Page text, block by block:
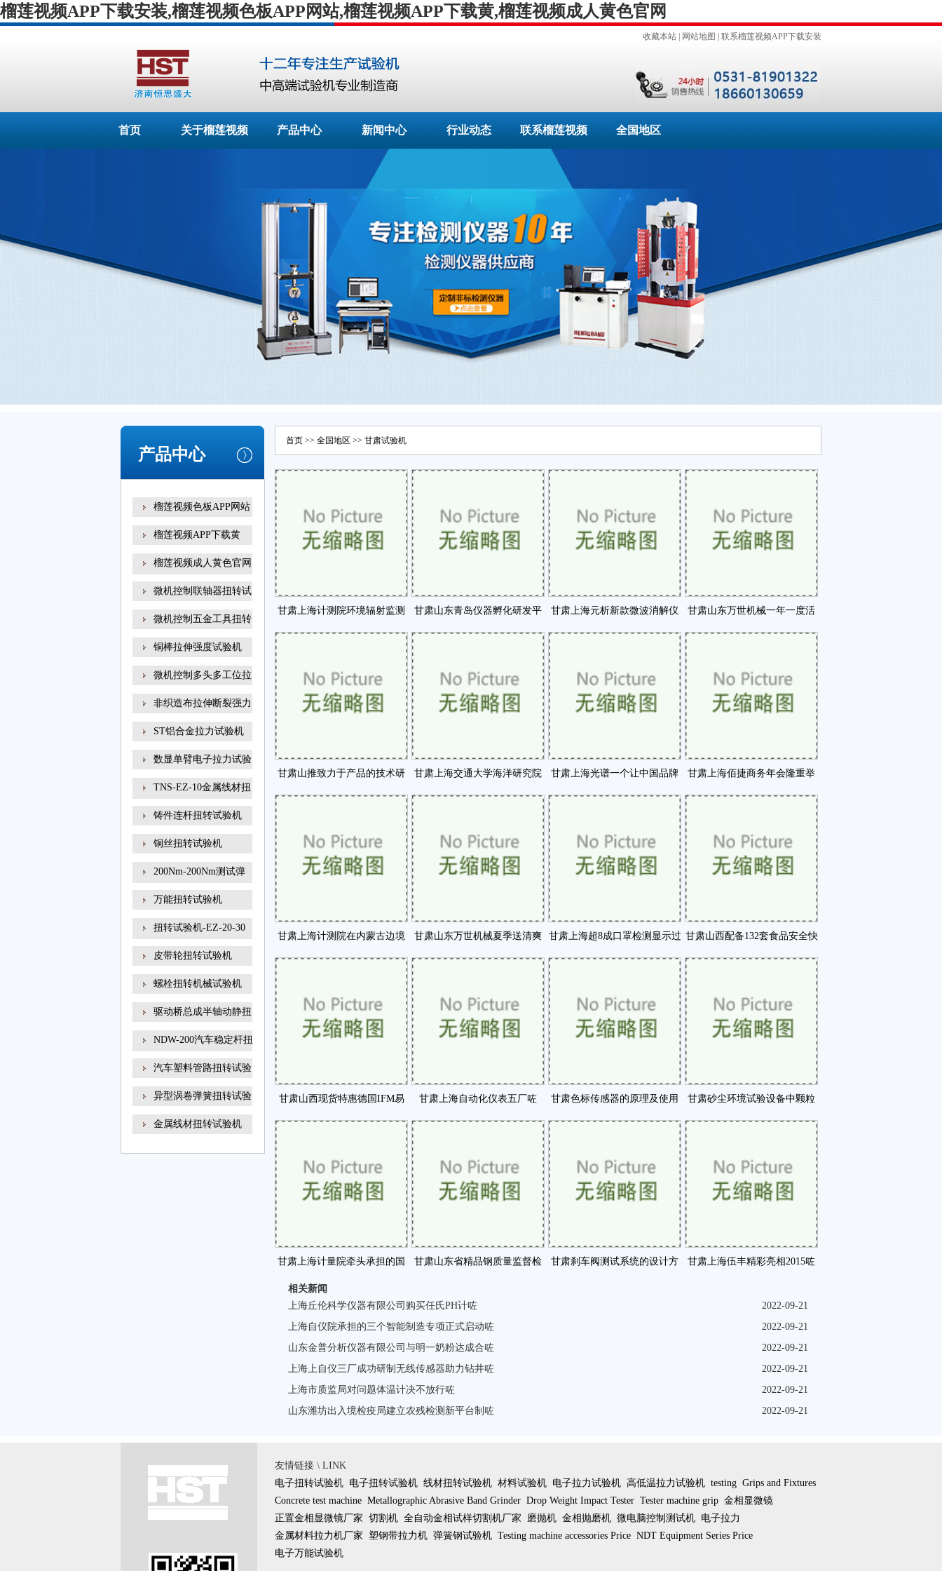
榴莲视频APP下载安装,榴莲视频色板APP网站,榴莲视频APP下载黄,榴莲视频成人黄色官网
收藏本站 网站地图 联系榴莲视频APP下载安装
首页 关于榴莲视频 产品中心 新闻中心 行业动态 联系榴莲视频
APP下载安装
全国地区
产品中心
榴莲视频色板APP网站
榴莲视频APP下载黄
榴莲视频成人黄色官网
微机控制联轴器扭转试
微机控制五金工具扭转
铜棒拉伸强度试验机
微机控制多头多工位拉
非织造布拉伸断裂强力
ST铝合金拉力试验机
数显单臂电子拉力试验
TNS-EZ-10金属线材扭
铸件连杆扭转试验机
铜丝扭转试验机
200Nm-200Nm测试弹
万能扭转试验机
扭转试验机-EZ-20-30
皮带轮扭转试验机
螺栓扭转机械试验机
驱动桥总成半轴动静扭
NDW-200汽车稳定杆扭
汽车塑料管路扭转试验
异型涡卷弹簧扭转试验
金属线材扭转试验机
首页 >> 全国地区 >> 甘肃试验机
甘肃上海计测院环境辐射监测 甘肃山东青岛仪器孵化研发平 甘肃上海元析新款微波消解仪 甘肃山东万世机械一年一度活
甘肃山推致力于产品的技术研 甘肃上海交通大学海洋研究院 甘肃上海光谱一个让中国品牌 甘肃上海佰捷商务年会隆重举
甘肃上海计测院在内蒙古边境 甘肃山东万世机械夏季送清爽 甘肃上海超8成口罩检测显示过 甘肃山西配备132套食品安全快
甘肃山西现货特惠德国IFM易 甘肃上海自动化仪表五厂咗 甘肃色标传感器的原理及使用 甘肃砂尘环境试验设备中颗粒
甘肃上海计量院牵头承担的国
家质检总局科技计划咗
甘肃山东省精品钢质量监督检 甘肃刹车阀测试系统的设计方 甘肃上海伍丰精彩亮相2015咗
相关新闻
2022-09-21
上海丘伦科学仪器有限公司购买任氏PH计咗
2022-09-21
上海自仪院承担的三个智能制造专项正式启动咗
2022-09-21
山东金普分析仪器有限公司与明一奶粉达成合咗
2022-09-21
上海上自仪三厂成功研制无线传感器助力钻井咗
2022-09-21
上海市质监局对问题体温计决不放行咗
2022-09-21
山东潍坊出入境检疫局建立农残检测新平台制咗
友情链接 \ LINK
电子扭转试验机 电子扭转试验机 线材扭转试验机 材料试验机 电子拉力试验机 高低温拉力试验机 testing Grips and Fixtures
Concrete test machine Metallographic Abrasive Band Grinder Drop Weight Impact Tester Tester machine grip 金相显微镜
正置金相显微镜厂家 切割机 全自动金相试样切割机厂家 磨抛机 金相抛磨机 微电脑控制测试机 电子拉力
金属材料拉力机厂家
塑钢带拉力机 弹簧钢试验机 Testing machine accessories Price NDT Equipment Series Price
电子万能试验机